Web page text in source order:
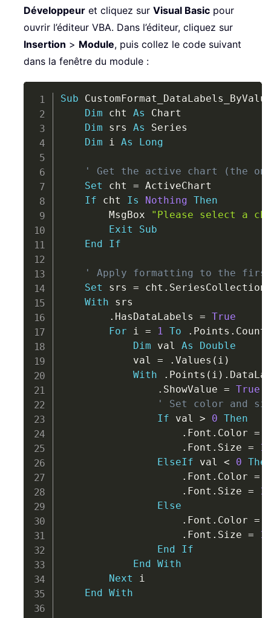
Développeur et cliquez sur Visual Basic pour
ouvrir l’éditeur VBA. Dans l’éditeur, cliquez sur
Insertion > Module, puis collez le code suivant
dans la fenêtre du module :
Sub
Dim cht As Chart
Dim srs As Series
Dim i As Long
' Get the active chart (the
Set cht = ActiveChart
If cht Is Nothing Then
        MsgBox
"Please select a
Exit
Sub
End
If
' Apply formatting to the
Set srs = cht . SeriesCollection
With srs
. HasDataLabels = True
For i = 1 To . Points . Count
Dim val As
Double
            val
= . Values ( i )
With
. Points ( i ) .
. ShowValue = True
' Set color and
If val > 0 Then
. Font . Color =
. Font . Size =
ElseIf val < 0
. Font . Color =
. Font . Size =
Else
. Font . Color =
. Font . Size =
End
If
End With
Next i
End With
Copy